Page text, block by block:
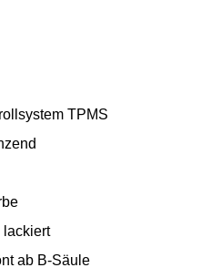
TPMS
lackiert
ab B-Säule